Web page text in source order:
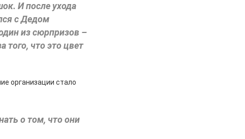
И после ухода
с Дедом
из сюрпризов –
что это цвет
организации стало
о том, что они